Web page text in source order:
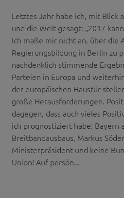
Letztes Jahr habe ich, mit Blick
und die Welt gesagt: „2017
Ich maße mir nicht an, über die
Regierungsbildung in Berlin zu
nachdenklich stimmende
Parteien in Europa und
der europäischen Haustür
große Herausforderungen.
dagegen, dass auch vieles
ich prognostiziert habe: Bayern
Breitbandausbaus, Markus
Ministerpräsident und keine
Union! Auf persön...